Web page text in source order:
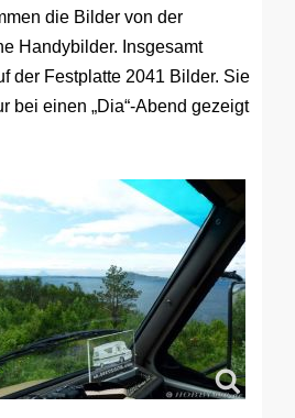
die Bilder von der
Handybilder. Insgesamt
der Festplatte 2041 Bilder. Sie
bei einen „Dia“-Abend gezeigt